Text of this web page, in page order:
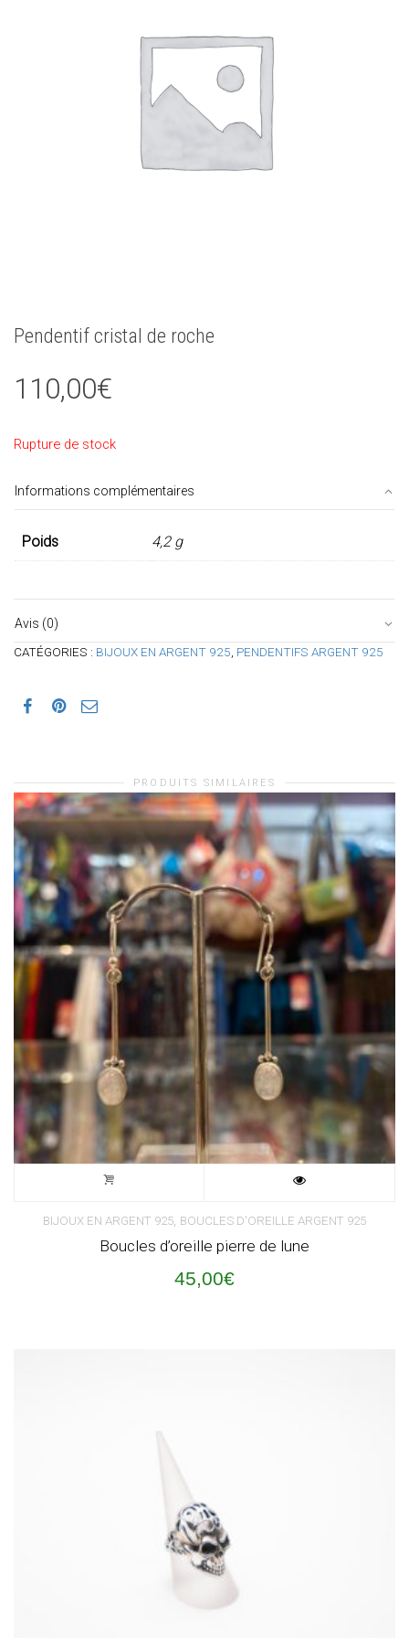
Pendentif cristal de roche
110,00€
Rupture de stock
Informations complémentaires
Poids 4,2 g
Avis (0)
CATÉGORIES : BIJOUX EN ARGENT 925 PENDENTIFS ARGENT 925
PRODUITS SIMILAIRES
BIJOUX EN ARGENT 925, BOUCLES D'OREILLE ARGENT 925
Boucles d’oreille pierre de lune
45,00€